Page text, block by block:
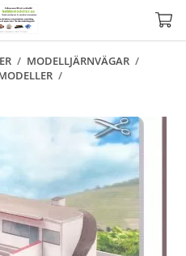
/ MODELLJÄRNVÄGAR /
/